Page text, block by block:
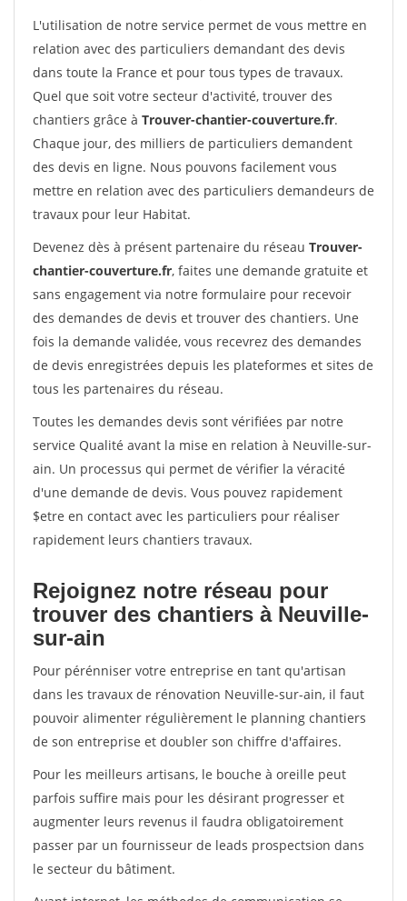
L'utilisation de notre service permet de vous mettre en
relation avec des particuliers demandant des devis
dans toute la France et pour tous types de travaux.
Quel que soit votre secteur d'activité, trouver des
chantiers grâce à Trouver-chantier-couverture.fr.
Chaque jour, des milliers de particuliers demandent
des devis en ligne. Nous pouvons facilement vous
mettre en relation avec des particuliers demandeurs de
travaux pour leur Habitat.
Devenez dès à présent partenaire du réseau Trouver-
chantier-couverture.fr, faites une demande gratuite et
sans engagement via notre formulaire pour recevoir
des demandes de devis et trouver des chantiers. Une
fois la demande validée, vous recevrez des demandes
de devis enregistrées depuis les plateformes et sites de
tous les partenaires du réseau.
Toutes les demandes devis sont vérifiées par notre
service Qualité avant la mise en relation à Neuville-sur-
ain. Un processus qui permet de vérifier la véracité
d'une demande de devis. Vous pouvez rapidement
$etre en contact avec les particuliers pour réaliser
rapidement leurs chantiers travaux.
Rejoignez notre réseau pour
trouver des chantiers à Neuville-
sur-ain
Pour pérénniser votre entreprise en tant qu'artisan
dans les travaux de rénovation Neuville-sur-ain, il faut
pouvoir alimenter régulièrement le planning chantiers
de son entreprise et doubler son chiffre d'affaires.
Pour les meilleurs artisans, le bouche à oreille peut
parfois suffire mais pour les désirant progresser et
augmenter leurs revenus il faudra obligatoirement
passer par un fournisseur de leads prospectsion dans
le secteur du bâtiment.